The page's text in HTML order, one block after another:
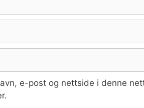
e-post og nettside i denne